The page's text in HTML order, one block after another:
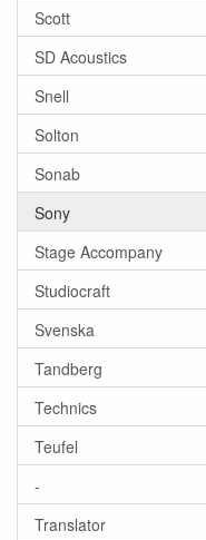
Scott
SD Acoustics
Snell
Solton
Sonab
Sony
Stage Accompany
Studiocraft
Svenska
Tandberg
Technics
Teufel
-
Translator